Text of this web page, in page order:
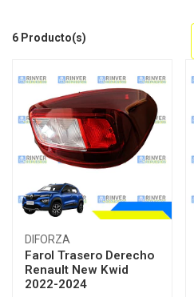
6 Producto(s)
DIFORZA
Farol Trasero Derecho
Renault New Kwid
2022-2024